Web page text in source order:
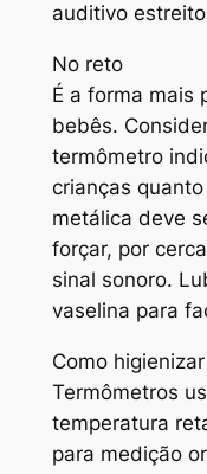
auditivo
No reto
É a forma mais
bebês.
termômetro
crianças
metálica deve
forçar, por
sinal sonoro.
vaselina para
Como
Termômetros
temperatura
para medição